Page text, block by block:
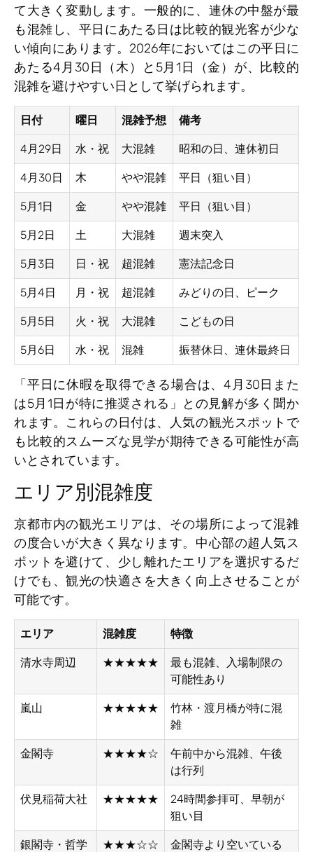
て大きく変動します。一般的に、連休の中盤が最
も混雑し、平日にあたる日は比較的観光客が少な
い傾向にあります。2026年においてはこの平日に
あたる4月30日（木）と5月1日（金）が、比較的
混雑を避けやすい日として挙げられます。
日付 曜日 混雑予想 備考
4月29日 水・祝 大混雑 昭和の日、連休初日
4月30日 木 やや混雑 平日（狙い目）
5月1日 金 やや混雑 平日（狙い目）
5月2日 土 大混雑 週末突入
5月3日 日・祝 超混雑 憲法記念日
5月4日 月・祝 超混雑 みどりの日、ピーク
5月5日 火・祝 大混雑 こどもの日
5月6日 水・祝 混雑 振替休日、連休最終日
「平日に休暇を取得できる場合は、4月30日また
は5月1日が特に推奨される」との見解が多く聞か
れます。これらの日付は、人気の観光スポットで
も比較的スムーズな見学が期待できる可能性が高
いとされています。
エリア別混雑度
京都市内の観光エリアは、その場所によって混雑
の度合いが大きく異なります。中心部の超人気ス
ポットを避けて、少し離れたエリアを選択するだ
けでも、観光の快適さを大きく向上させることが
可能です。
エリア 混雑度 特徴
清水寺周辺 ★★★★★
最も混雑、入場制限の
可能性あり
嵐山 ★★★★★
竹林・渡月橋が特に混
雑
金閣寺 ★★★★☆
午前中から混雑、午後
は行列
伏見稲荷大社 ★★★★★
24時間参拝可、早朝が
狙い目
銀閣寺・哲学
★★★☆☆ 金閣寺より空いている